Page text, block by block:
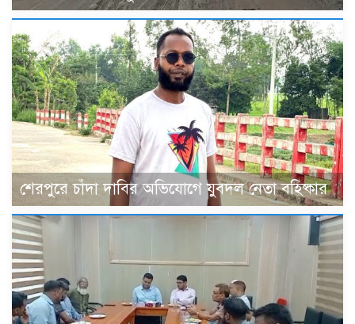
শেরপুরে চাঁদা দাবির অভিযোগে যুবদল নেতা বহিষ্কার